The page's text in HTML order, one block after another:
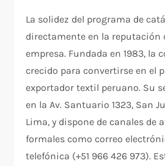
La solidez del programa de
directamente en la reputación
empresa. Fundada en 1983, la
crecido para convertirse en el
exportador textil peruano. Su
en la Av. Santuario 1323, San
Lima, y dispone de canales de
formales como correo
telefónica (+51 966 426 973).